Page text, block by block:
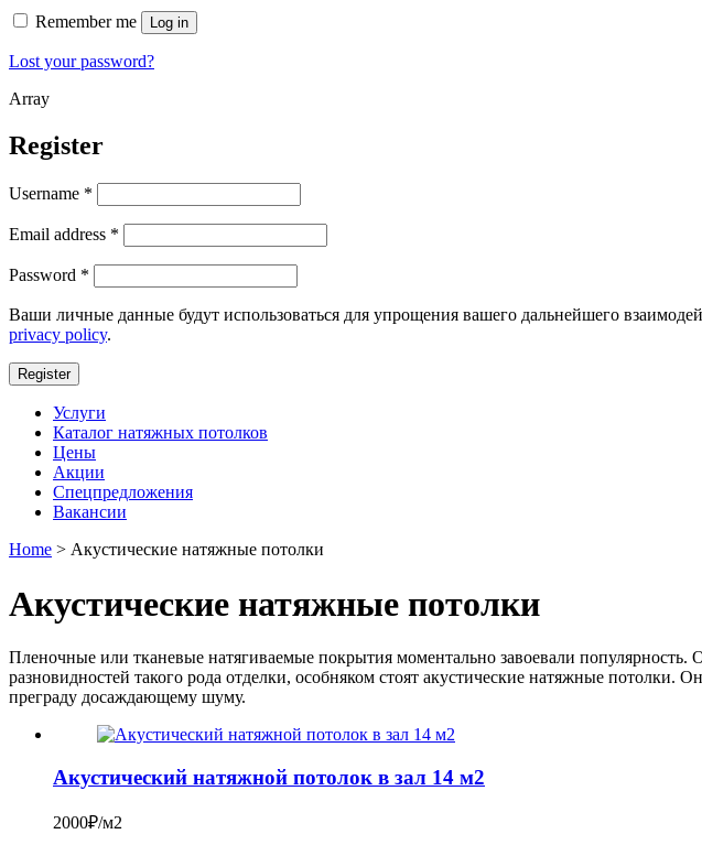
Remember me Log in
Lost your password?
Array
Register
Username *
Email address *
Password *
Ваши личные данные будут использоваться для упрощения вашего дальнейшего
privacy policy.
Register
Услуги
Каталог натяжных потолков
Цены
Акции
Спецпредложения
Вакансии
Home > Акустические натяжные потолки
Акустические натяжные потолки
Пленочные или тканевые натягиваемые покрытия моментально завоевали
разновидностей такого рода отделки, особняком стоят акустические натяжные
преграду досаждающему шуму.
Акустический натяжной потолок в зал 14 м2
2000₽/м2